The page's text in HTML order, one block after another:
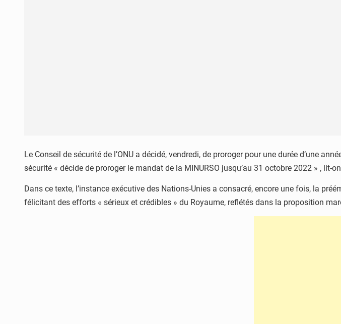
Le Conseil de sécurité de l’ONU a décidé, vendredi, de proroger pour une durée d’une
sécurité « décide de proroger le mandat de la MINURSO jusqu’au 31 octobre 2022 » , lit-
Dans ce texte, l’instance exécutive des Nations-Unies a consacré, encore une fois, la
félicitant des efforts « sérieux et crédibles » du Royaume, reflétés dans la proposition